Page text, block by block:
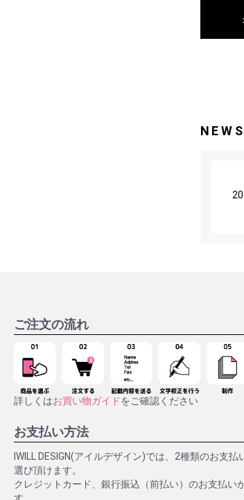
NEWS
ご注文の流れ
詳しくはお買い物ガイドをご確認ください
お支払い方法
IWILL DESIGN(アイルデザイン)では、2種類のお支払
選び頂けます。
クレジットカード、銀行振込（前払い）のお支払い
す。